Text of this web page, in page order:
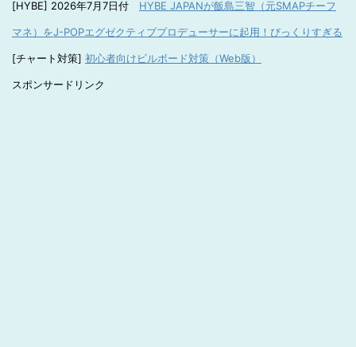
[HYBE] 2026年7月7日付 HYBE JAPANが飯島三智（元SMAPチーフ
マネ）をJ-POPエグゼクティブプロデューサーに起用！びっくりすぎる
[チャート対策] 初心者向けビルボード対策（Web版）
スポンサードリンク